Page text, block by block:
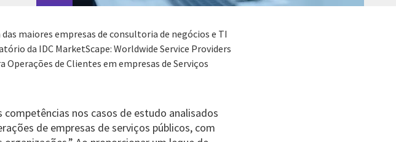
das maiores empresas de consultoria de negócios e TI
da IDC MarketScape: Worldwide Service Providers
de Clientes em empresas de Serviços
nos casos de estudo analisados
de empresas de serviços públicos, com